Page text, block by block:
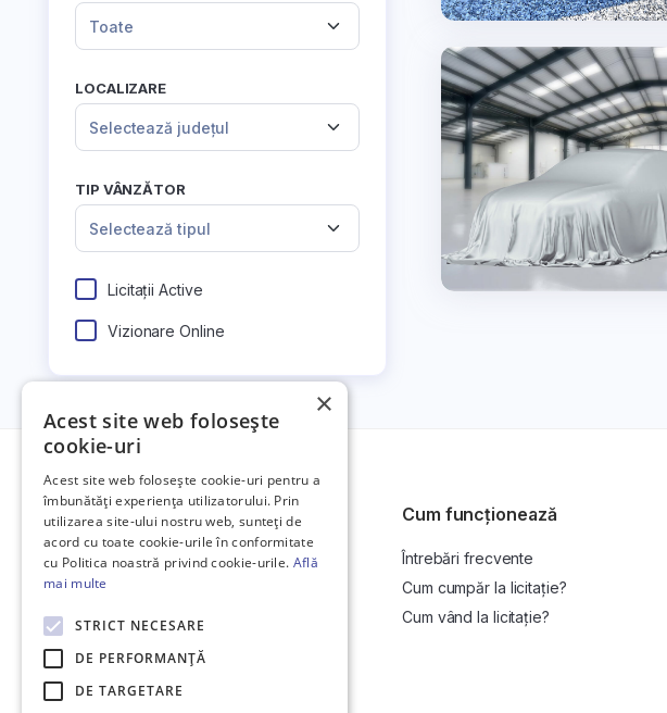
Toate
LOCALIZARE
Selectează județul
TIP VÂNZĂTOR
Selectează tipul
Licitații Active
Vizionare Online
Platformă de anunțuri auto și licitații
auto online.
Cum funcționează
Întrebări frecvente
Cum cumpăr la licitație?
Cum vând la licitație?
×
Acest site web folosește
cookie-uri
Acest site web folosește cookie-uri pentru a
îmbunătăți experiența utilizatorului. Prin
utilizarea site-ului nostru web, sunteți de
acord cu toate cookie-urile în conformitate
cu Politica noastră privind cookie-urile. Află
mai multe
STRICT NECESARE
DE PERFORMANȚĂ
DE TARGETARE